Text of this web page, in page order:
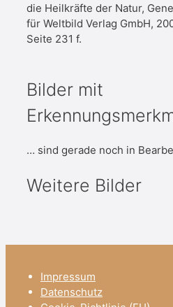
die Heilkräfte der Natur,
für Weltbild Verlag GmbH,
Seite 231 f.
Bilder mit
… sind gerade noch in
Weitere Bilder
Impressum
Datenschutz